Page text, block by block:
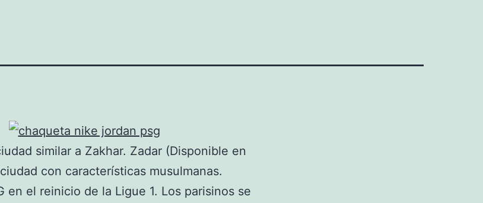
similar a Zakhar. Zadar (Disponible en
con características musulmanas.
en el reinicio de la Ligue 1. Los parisinos se